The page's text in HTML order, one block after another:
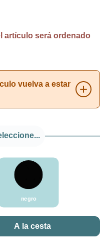
artículo será ordenado
vuelva a estar
negro
negro
introduce la
A la cesta